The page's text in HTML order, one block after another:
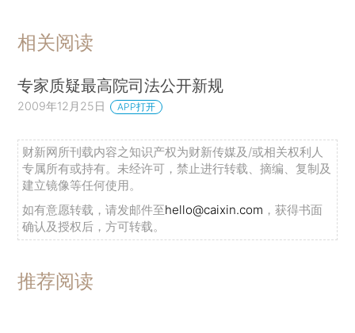
相关阅读
专家质疑最高院司法公开新规
2009年12月25日 APP打开
财新网所刊载内容之知识产权为财新传媒及/或相关权利人
专属所有或持有。未经许可，禁止进行转载、摘编、复制及
建立镜像等任何使用。
如有意愿转载，请发邮件至hello@caixin.com ，获得书面
确认及授权后，方可转载。
推荐阅读